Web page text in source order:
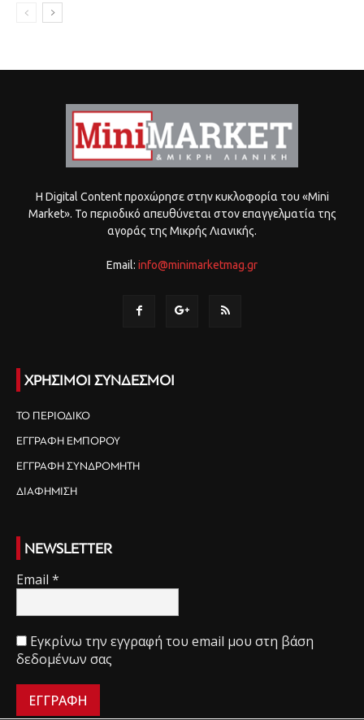
Η Digital Content προχώρησε στην κυκλοφορία του «Mini
Market». Το περιοδικό απευθύνεται στον επαγγελματία της
αγοράς της Μικρής Λιανικής.
Email: info@minimarketmag.gr
ΧΡΗΣΙΜΟΙ ΣΥΝΔΕΣΜΟΙ
ΤΟ ΠΕΡΙΟΔΙΚΟ
ΕΓΓΡΑΦΗ ΕΜΠΟΡΟΥ
ΕΓΓΡΑΦΗ ΣΥΝΔΡΟΜΗΤΗ
ΔΙΑΦΗΜΙΣΗ
NEWSLETTER
Email *
Εγκρίνω την εγγραφή του email μου στη βάση
δεδομένων σας